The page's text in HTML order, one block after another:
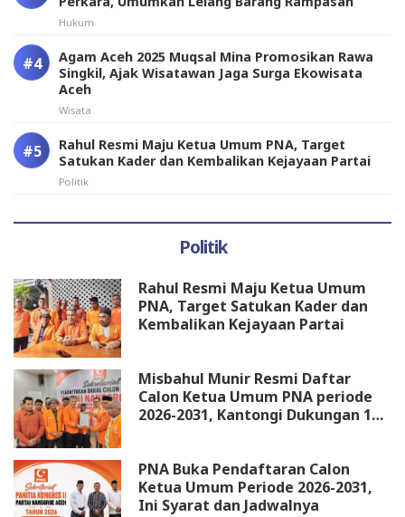
Hukum
Agam Aceh 2025 Muqsal Mina Promosikan Rawa
Singkil, Ajak Wisatawan Jaga Surga Ekowisata
Aceh
Wisata
Rahul Resmi Maju Ketua Umum PNA, Target
Satukan Kader dan Kembalikan Kejayaan Partai
Politik
Politik
Rahul Resmi Maju Ketua Umum
PNA, Target Satukan Kader dan
Kembalikan Kejayaan Partai
Misbahul Munir Resmi Daftar
Calon Ketua Umum PNA periode
2026-2031, Kantongi Dukungan 18
PNA Buka Pendaftaran Calon
Ketua Umum Periode 2026-2031,
Ini Syarat dan Jadwalnya